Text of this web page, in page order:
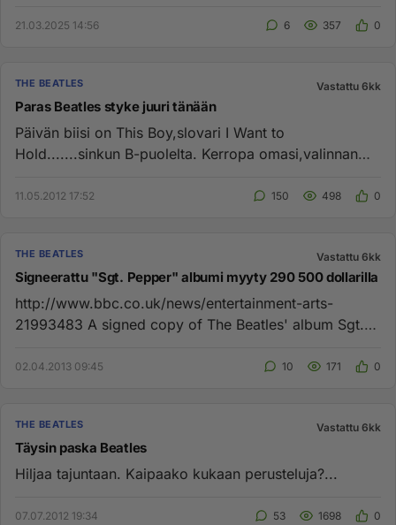
21.03.2025 14:56 6 357 0
THE BEATLES Vastattu 6kk
Paras Beatles styke juuri tänään
Päivän biisi on This Boy,slovari I Want to
Hold.......sinkun B-puolelta. Kerropa omasi,valinnan
11.05.2012 17:52 150 498 0
THE BEATLES Vastattu 6kk
Signeerattu "Sgt. Pepper" albumi myyty 290 500 dollarilla
http://www.bbc.co.uk/news/entertainment-arts-
21993483 A signed copy of The Beatles' album Sgt.
02.04.2013 09:45 10 171 0
THE BEATLES Vastattu 6kk
Täysin paska Beatles
Hiljaa tajuntaan. Kaipaako kukaan perusteluja?...
07.07.2012 19:34 53 1698 0